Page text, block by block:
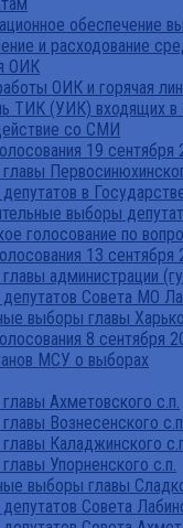
обеспечение
и расходование
ОИК
ОИК и горячая
ТИК (УИК) входящих в
со СМИ
19 сентября
в
выборы
голосование по
13 сентября
администрации
Совета МО
выборы главы
8 сентября
МСУ о выборах
Ахметовского с.п.
Вознесенского
Каладжинского
Упорненского с.п.
выборы главы
Совета